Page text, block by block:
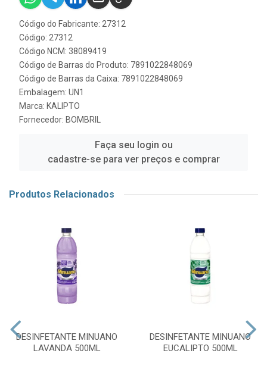
Código do Fabricante: 27312
Código: 27312
Código NCM: 38089419
Código de Barras do Produto: 7891022848069
Código de Barras da Caixa: 7891022848069
Embalagem: UN1
Marca: KALIPTO
Fornecedor: BOMBRIL
Faça seu login ou
cadastre-se para ver preços e comprar
Produtos Relacionados
DESINFETANTE MINUANO
LAVANDA 500ML
DESINFETANTE MINUANO
EUCALIPTO 500ML